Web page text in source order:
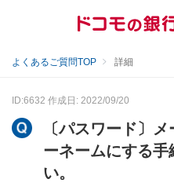
よくあるご質問TOP 詳細
ID:6632 作成日: 2022/09/20
〔パスワード〕
ーネームにする手
い。